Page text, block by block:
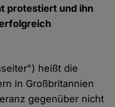
protestiert und ihn
heißt die
in Großbritannien
gegenüber nicht